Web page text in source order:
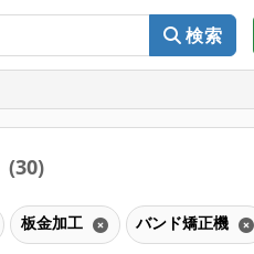
検索
(30)
板金加工 バンド矯正機